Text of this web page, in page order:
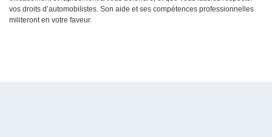
vos droits d’automobilistes. Son aide et ses compétences professionnelles
militeront en votre faveur.